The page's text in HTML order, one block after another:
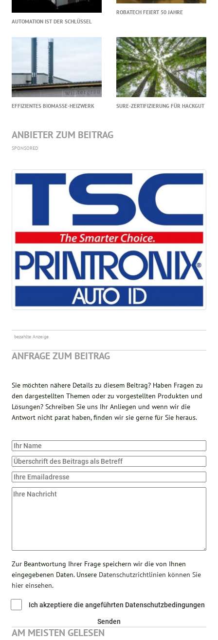
AUTOMATION IST DER SCHLÜSSEL
ROBATECH FEIERT 50 JAHRE
EFFIZIENTES BIOMASSE-HEIZWERK SURE-ZERTIFIZIERUNG FÜR HACKGUT
ANBIETER ZUM BEITRAG
SPONSORED
bezahlte Anzeige
ANFRAGE ZUM BEITRAG
Sie möchten nähere Details zu diesem Beitrag? Haben Fragen zu
den dargestellten Themen oder zu vorgestellten Produkten und
Lösungen? Schreiben Sie uns Ihr Anliegen und wenn wir die
Antwort nicht parat haben, finden wir sie gerne für Sie heraus.
Zur Beantwortung Ihrer Frage speichern wir die von Ihnen
eingegebenen Daten. Unsere Datenschutzrichtlinien können Sie
hier einsehen.
Ich akzeptiere die angeführten Datenschutzbedingungen
Senden
AM MEISTEN GELESEN